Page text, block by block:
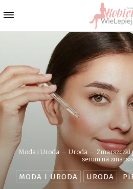
Moda i Uroda Uroda
Zmarszczki
serum na
MODA I URODA URODA